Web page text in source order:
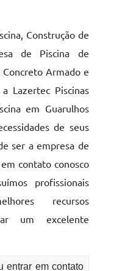
Construção de
de Piscina de
Armado e
Lazertec Piscinas
em Guarulhos
de seus
ser a empresa de
contato conosco
profissionais
recursos
um excelente
entrar em contato